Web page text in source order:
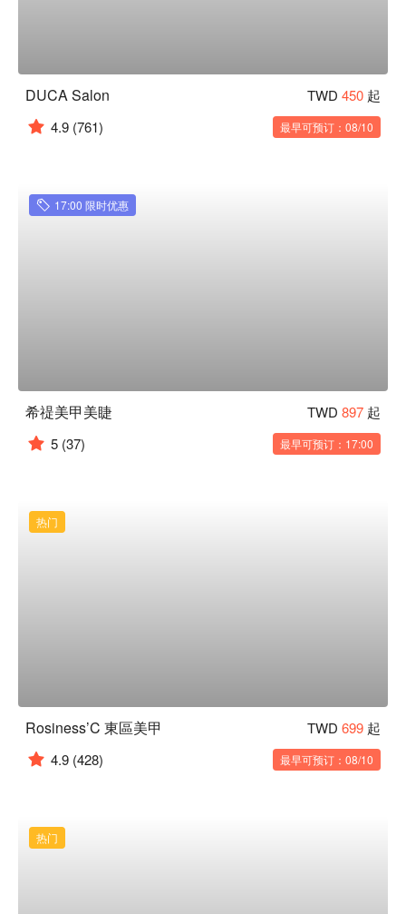
DUCA Salon TWD 450 起
4.9 (761) 最早可预订：08/10
17:00 限时优惠
希禔美甲美睫 TWD 897 起
5 (37) 最早可预订：17:00
热门
Rosiness’C 東區美甲 TWD 699 起
4.9 (428) 最早可预订：08/10
热门